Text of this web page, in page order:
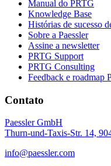
Manual do PRTG
Knowledge Base
Histórias de sucesso
Sobre a Paessler
Assine a newsletter
PRTG Support
PRTG Consulting
Feedback e roadmap
Contato
Paessler GmbH
Thurn-und-Taxis-Str. 14,
info@paessler.com